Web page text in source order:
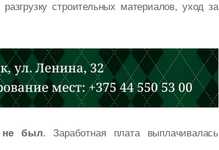
строительных материалов, уход за
не был. Заработная плата выплачивалась